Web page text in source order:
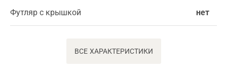
Футляр с крышкой нет
ВСЕ ХАРАКТЕРИСТИКИ